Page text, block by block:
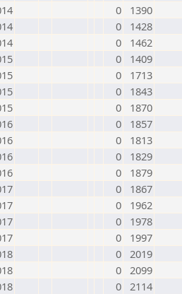
0
1390
0
1428
0
1462
0
1409
0
1713
0
1843
0
1870
0
1857
0
1813
0
1829
0
1879
0
1867
0
1962
0
1978
0
1997
0 2019
0 2099
0 2114